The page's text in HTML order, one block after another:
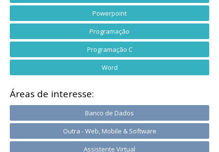
Powerpoint
Programação
Programação C
Word
Áreas de interesse:
Banco de Dados
Outra - Web, Mobile & Software
Assistente Virtual